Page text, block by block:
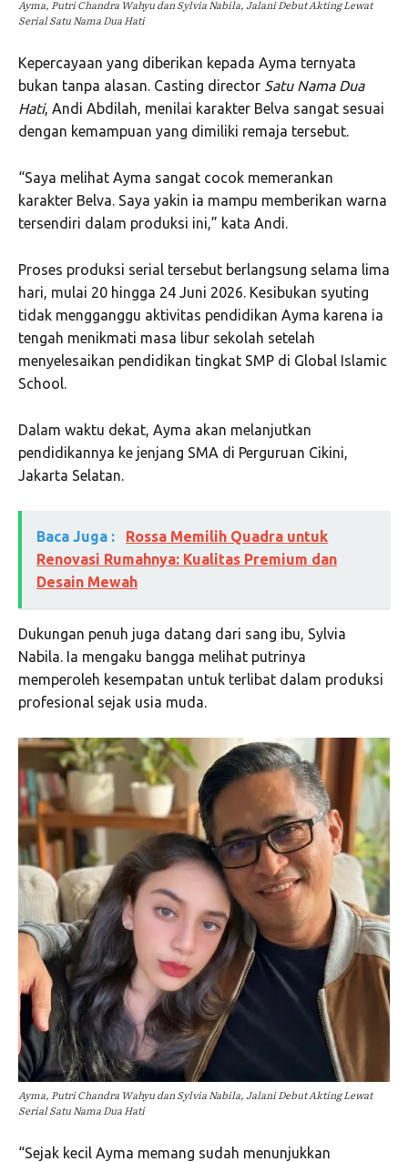
Ayma, Putri Chandra Wahyu dan Sylvia Nabila, Jalani Debut Akting Lewat
Serial Satu Nama Dua Hati
Kepercayaan yang diberikan kepada Ayma ternyata
bukan tanpa alasan. Casting director Satu Nama Dua
Hati, Andi Abdilah, menilai karakter Belva sangat sesuai
dengan kemampuan yang dimiliki remaja tersebut.
“Saya melihat Ayma sangat cocok memerankan
karakter Belva. Saya yakin ia mampu memberikan warna
tersendiri dalam produksi ini,” kata Andi.
Proses produksi serial tersebut berlangsung selama lima
hari, mulai 20 hingga 24 Juni 2026. Kesibukan syuting
tidak mengganggu aktivitas pendidikan Ayma karena ia
tengah menikmati masa libur sekolah setelah
menyelesaikan pendidikan tingkat SMP di Global Islamic
School.
Dalam waktu dekat, Ayma akan melanjutkan
pendidikannya ke jenjang SMA di Perguruan Cikini,
Jakarta Selatan.
Baca Juga :
Rossa Memilih Quadra untuk
Renovasi Rumahnya: Kualitas Premium dan
Desain Mewah
Dukungan penuh juga datang dari sang ibu, Sylvia
Nabila. Ia mengaku bangga melihat putrinya
memperoleh kesempatan untuk terlibat dalam produksi
profesional sejak usia muda.
Ayma, Putri Chandra Wahyu dan Sylvia Nabila, Jalani Debut Akting Lewat
Serial Satu Nama Dua Hati
“Sejak kecil Ayma memang sudah menunjukkan